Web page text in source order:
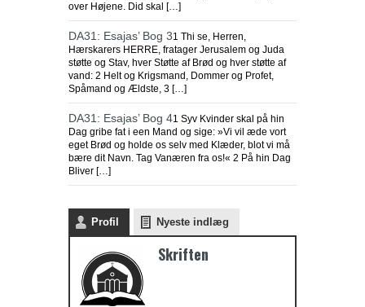
over Højene. Did skal […]
DA31: Esajas’ Bog 31 Thi se, Herren,
Hærskarers HERRE, fratager Jerusalem og Juda
støtte og Stav, hver Støtte af Brød og hver støtte af
vand: 2 Helt og Krigsmand, Dommer og Profet,
Spåmand og Ældste, 3 […]
DA31: Esajas’ Bog 41 Syv Kvinder skal på hin
Dag gribe fat i een Mand og sige: »Vi vil æde vort
eget Brød og holde os selv med Klæder, blot vi må
bære dit Navn. Tag Vanæren fra os!« 2 På hin Dag
Bliver […]
Profil Nyeste indlæg
Skriften